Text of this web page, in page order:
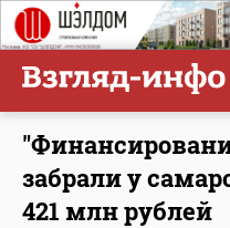
забрали у
421 млн рублей